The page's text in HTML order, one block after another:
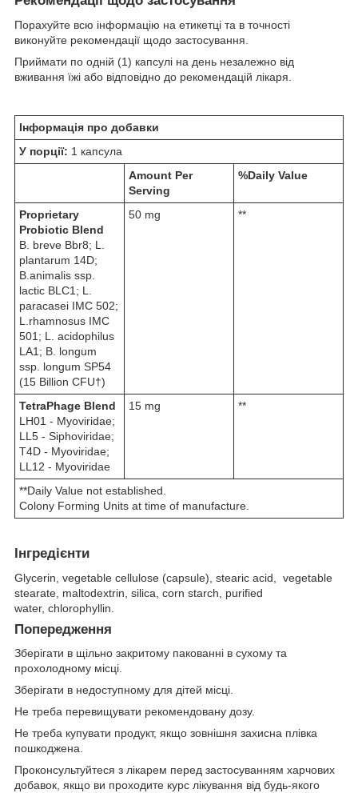
Порахуйте всю інформацію на етикетці та в точності
виконуйте рекомендації щодо застосування.
Приймати по одній (1) капсулі на день незалежно від
вживання їжі або відповідно до рекомендацій лікаря.
Інформація про добавки
У порції: 1 капсула
Amount Per
Serving
%Daily Value
Proprietary
Probiotic Blend
B. breve Bbr8; L.
plantarum 14D;
B.animalis ssp.
lactic BLC1; L.
paracasei IMC 502;
L.rhamnosus IMC
501; L. acidophilus
LA1; B. longum
ssp. longum SP54
(15 Billion CFU†)
50 mg **
TetraPhage Blend
LH01 - Myoviridae;
LL5 - Siphoviridae;
T4D - Myoviridae;
LL12 - Myoviridae
15 mg **
**Daily Value not established.
Colony Forming Units at time of manufacture.
Інгредієнти
Glycerin, vegetable cellulose (capsule), stearic acid, vegetable
stearate, maltodextrin, silica, corn starch, purified
water, chlorophyllin.
Попередження
Зберігати в щільно закритому пакованні в сухому та
прохолодному місці.
Зберігати в недоступному для дітей місці.
Не треба перевищувати рекомендовану дозу.
Не треба купувати продукт, якщо зовнішня захисна плівка
пошкоджена.
Проконсультуйтеся з лікарем перед застосуванням харчових
добавок, якщо ви проходите курс лікування від будь-якого